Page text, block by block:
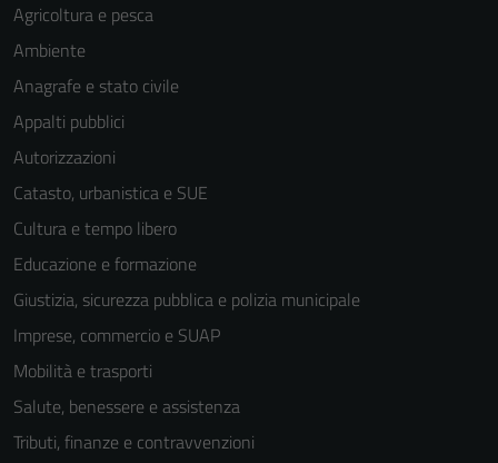
Agricoltura e pesca
Ambiente
Anagrafe e stato civile
Appalti pubblici
Autorizzazioni
Catasto, urbanistica e SUE
Cultura e tempo libero
Educazione e formazione
Giustizia, sicurezza pubblica e polizia municipale
Imprese, commercio e SUAP
Mobilità e trasporti
Salute, benessere e assistenza
Tributi, finanze e contravvenzioni